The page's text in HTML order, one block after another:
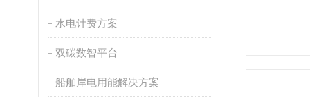
水电计费方案
双碳数智平台
船舶岸电用能解决方案